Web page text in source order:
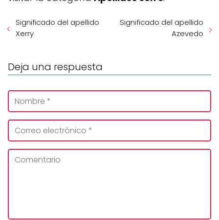
Significado del apellido
Xerry
Significado del apellido
Azevedo
Deja una respuesta